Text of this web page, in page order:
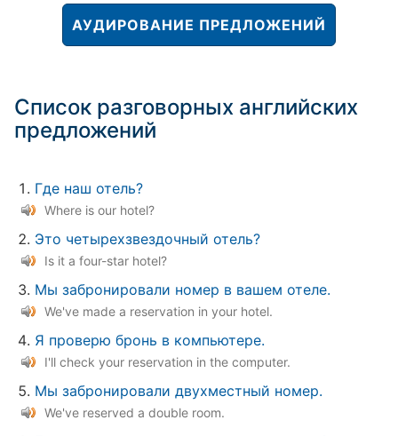
АУДИРОВАНИЕ ПРЕДЛОЖЕНИЙ
Список разговорных английских
предложений
Где наш отель?
Where is our hotel?
Это четырехзвездочный отель?
Is it a four-star hotel?
Мы забронировали номер в вашем отеле.
We've made a reservation in your hotel.
Я проверю бронь в компьютере.
I'll check your reservation in the computer.
Мы забронировали двухместный номер.
We've reserved a double room.